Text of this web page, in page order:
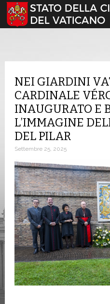
Seleziona la tua lingua
NEI GIARDINI
CARDINALE
INAUGURATO E
L’IMMAGINE
DEL PILAR
Settembre 25, 2025